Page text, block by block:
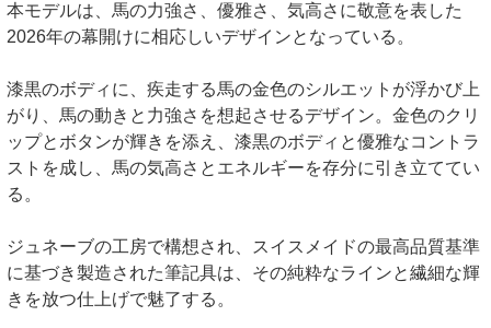
本モデルは、馬の力強さ、優雅さ、気高さに敬意を表した
2026年の幕開けに相応しいデザインとなっている。
漆黒のボディに、疾走する馬の金色のシルエットが浮かび上
がり、馬の動きと力強さを想起させるデザイン。金色のクリ
ップとボタンが輝きを添え、漆黒のボディと優雅なコントラ
ストを成し、馬の気高さとエネルギーを存分に引き立ててい
る。
ジュネーブの工房で構想され、スイスメイドの最高品質基準
に基づき製造された筆記具は、その純粋なラインと繊細な輝
きを放つ仕上げで魅了する。